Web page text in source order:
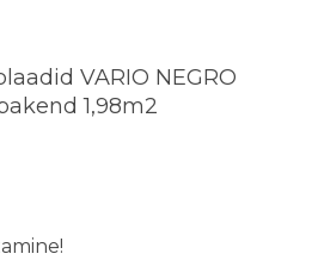
VARIO NEGRO
1,98m2